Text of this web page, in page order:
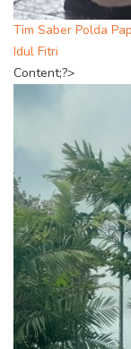
Tim Saber Polda
Idul Fitri
Content;?>